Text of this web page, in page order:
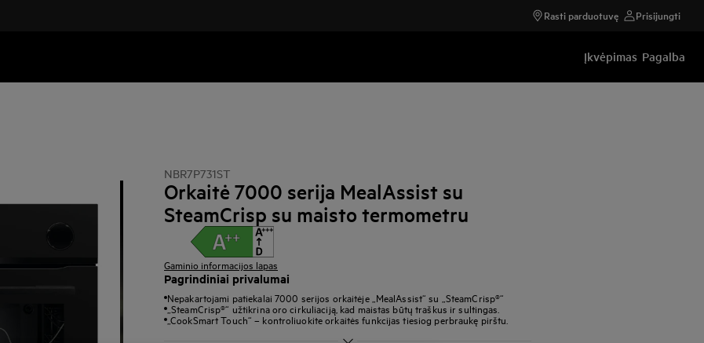
Rasti parduotuvę Prisijungti
Įkvėpimas Pagalba
NBR7P731ST
Orkaitė 7000 serija MealAssist su
SteamCrisp su maisto termometru
Gaminio informacijos lapas
Pagrindiniai privalumai
Nepakartojami patiekalai 7000 serijos orkaitėje „MealAssist“ su „SteamCrisp®“
„SteamCrisp®“ užtikrina oro cirkuliaciją, kad maistas būtų traškus ir sultingas.
„CookSmart Touch“ – kontroliuokite orkaitės funkcijas tiesiog perbraukę pirštu.